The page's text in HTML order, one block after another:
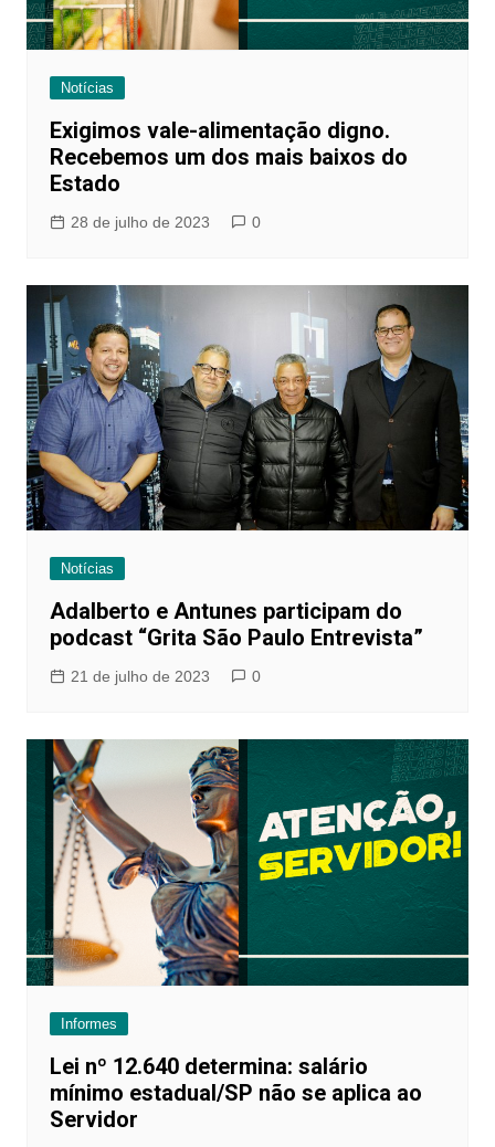
Notícias
Exigimos vale-alimentação digno.
Recebemos um dos mais baixos do
Estado
28 de julho de 2023 0
Notícias
Adalberto e Antunes participam do
podcast “Grita São Paulo Entrevista”
21 de julho de 2023 0
Informes
Lei nº 12.640 determina: salário
mínimo estadual/SP não se aplica ao
Servidor